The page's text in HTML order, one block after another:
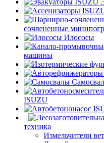
сочлененные
Илососы
машины
ISUZU
техника
Измельчители